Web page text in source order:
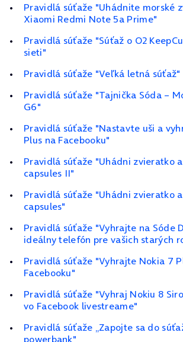
Pravidlá súťaže "Uhádnite morské
Xiaomi Redmi Note 5a Prime"
Pravidlá súťaže "Súťaž o O2
sieti"
Pravidlá súťaže "Veľká letná súťaž"
Pravidlá súťaže "Tajnička Sóda –
G6"
Pravidlá súťaže "Nastavte uši a
Plus na Facebooku"
Pravidlá súťaže "Uhádni zvieratko
capsules II"
Pravidlá súťaže "Uhádni zvieratko
capsules"
Pravidlá súťaže "Vyhrajte na Sóde
ideálny telefón pre vašich starých
Pravidlá súťaže "Vyhrajte Nokia 7
Facebooku"
Pravidlá súťaže "Vyhraj Nokiu 8
vo Facebook livestreame"
Pravidlá súťaže „Zapojte sa do
powerbank"